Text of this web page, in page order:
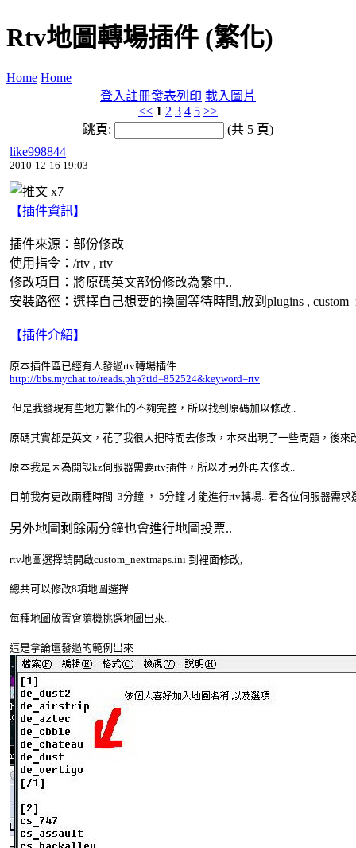
Rtv地圖轉場插件 (繁化)
Home Home
登入註冊發表列印 載入圖片
<< 1 2 3 4 5 >>
跳頁:
(共 5 頁)
like998844
2010-12-16 19:03
x7
【插件資訊】
插件來源：部份修改
使用指令：/rtv , rtv
修改項目：將原碼英文部份修改為繁中..
安裝路徑：選擇自己想要的換圖等待時間,放到plugins ,
【插件介紹】
原本插件區已經有人發過rtv轉場插件..
http://bbs.mychat.to/reads.php?tid=852524&keyword=rtv
但是我發現有些地方繁化的不夠完整，所以找到原碼加以修改..
原碼其實都是英文，花了我很大把時間去修改，本來出現了一些問題，後來
原本我是因為開設kz伺服器需要rtv插件，所以才另外再去修改..
目前我有更改兩種時間 3分鐘 ， 5分鐘 才能進行rtv轉場.. 看各位伺服器需求
另外地圖剩餘兩分鐘也會進行地圖投票..
rtv地圖選擇請開啟custom_nextmaps.ini 到裡面修改,
總共可以修改8項地圖選擇..
每種地圖放置會隨機挑選地圖出來..
這是拿論壇發過的範例出來